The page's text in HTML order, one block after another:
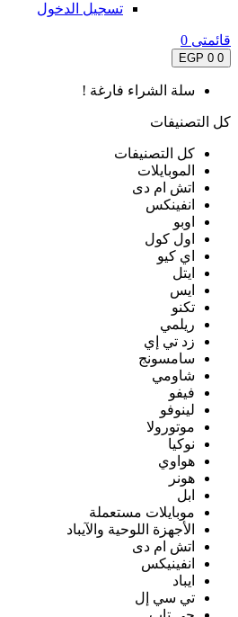
تسجيل الدخول
قائمتى 0
0
0 EGP
سلة الشراء فارغة !
كل التصنيفات
كل التصنيفات
الموبايلات
اتش ام دى
انفينكس
اوبو
اول كول
اي كيو
ايتل
ايس
تكنو
ريلمي
زد تي إي
سامسونج
شاومي
فيفو
لينوفو
موتورولا
نوكيا
هواوي
هونر
ابل
موبايلات مستعملة
الأجهزة اللوحية والآيباد
اتش ام دى
انفينيكس
ايباد
تي سي إل